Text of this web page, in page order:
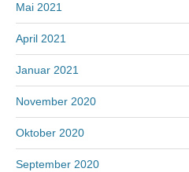
Mai 2021
April 2021
Januar 2021
November 2020
Oktober 2020
September 2020